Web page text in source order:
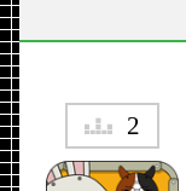
2